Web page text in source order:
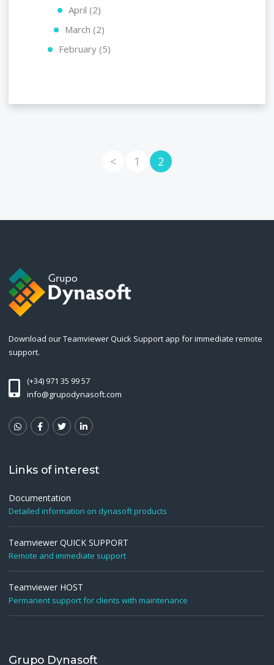
April (2)
March (2)
February (5)
< 1 2
Download our Teamviewer Quick Support app for immediate remote
support.
(+34) 971 35 99 57
info@grupodynasoft.com
Links of interest
Documentation
Detailed information on dynasoft products
Teamviewer QUICK SUPPORT
Remote and immediate support
Teamviewer HOST
Permanent support for clients with maintenance
Grupo Dynasoft